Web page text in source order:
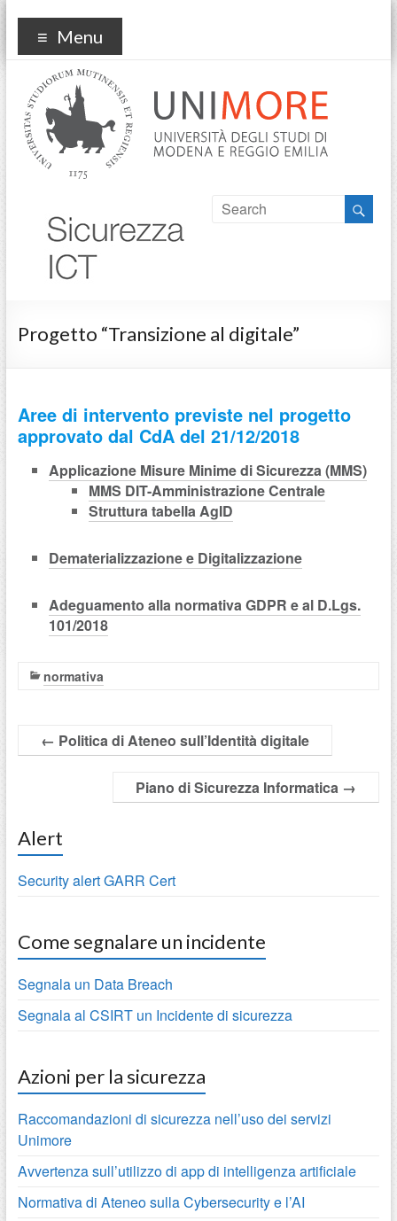
sicurezzaict
Menu
Progetto “Transizione al digitale”
Aree di intervento previste nel progetto
approvato dal CdA del 21/12/2018
Applicazione Misure Minime di Sicurezza (MMS)
MMS DIT-Amministrazione Centrale
Struttura tabella AgID
Dematerializzazione e Digitalizzazione
Adeguamento alla normativa GDPR e al D.Lgs.
101/2018
normativa
← Politica di Ateneo sull’Identità digitale
Piano di Sicurezza Informatica →
Alert
Security alert GARR Cert
Come segnalare un incidente
Segnala un Data Breach
Segnala al CSIRT un Incidente di sicurezza
Azioni per la sicurezza
Raccomandazioni di sicurezza nell’uso dei servizi
Unimore
Avvertenza sull’utilizzo di app di intelligenza artificiale
Normativa di Ateneo sulla Cybersecurity e l’AI